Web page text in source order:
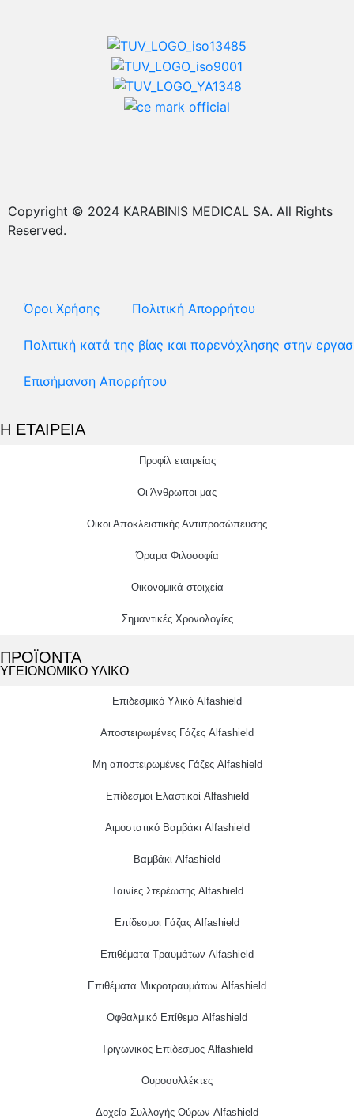
Copyright © 2024 KARABINIS MEDICAL SA. All Rights
Reserved.
Όροι Χρήσης Πολιτική Απορρήτου
Πολιτική κατά της βίας και παρενόχλησης στην
Επισήμανση Απορρήτου
Η ΕΤΑΙΡΕΙΑ
Προφίλ εταιρείας
Οι Άνθρωποι μας
Οίκοι Αποκλειστικής Αντιπροσώπευσης
Όραμα Φιλοσοφία
Οικονομικά στοιχεία
Σημαντικές Χρονολογίες
ΠΡΟΪΟΝΤΑ
ΥΓΕΙΟΝΟΜΙΚΟ ΥΛΙΚΟ
Επιδεσμικό Υλικό Alfashield
Αποστειρωμένες Γάζες Alfashield
Μη αποστειρωμένες Γάζες Alfashield
Επίδεσμοι Ελαστικοί Alfashield
Αιμοστατικό Βαμβάκι Alfashield
Βαμβάκι Alfashield
Ταινίες Στερέωσης Alfashield
Επίδεσμοι Γάζας Alfashield
Επιθέματα Τραυμάτων Alfashield
Επιθέματα Μικροτραυμάτων Alfashield
Οφθαλμικό Eπίθεμα Alfashield
Τριγωνικός Επίδεσμος Alfashield
Ουροσυλλέκτες
Δοχεία Συλλογής Ούρων Alfashield